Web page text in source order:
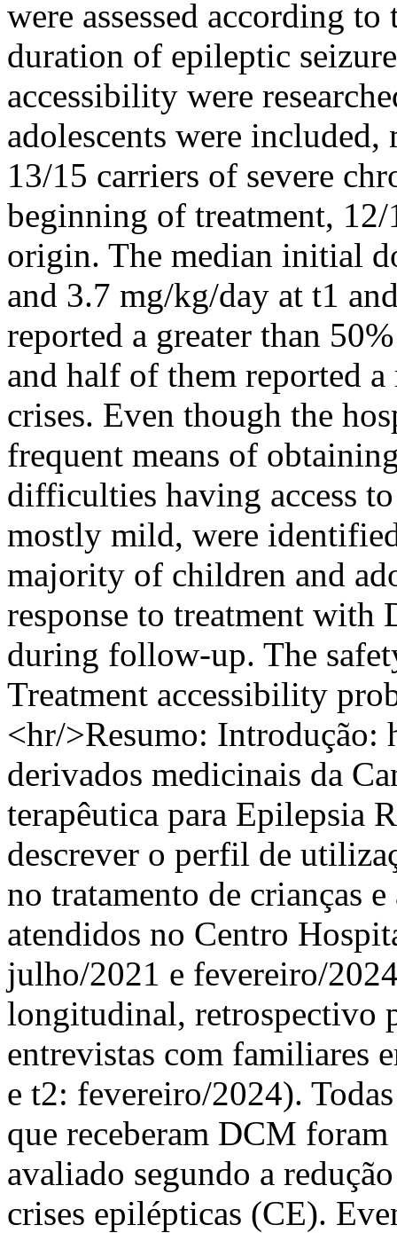
were assessed according
duration of epileptic
accessibility were
adolescents were included,
13/15 carriers of severe
beginning of treatment,
origin. The median initial
and 3.7 mg/kg/day at t1
reported a greater than
and half of them reported
crises. Even though the
frequent means of
difficulties having access
mostly mild, were
majority of children and
response to treatment
during follow-up. The
Treatment accessibility
<hr/>Resumo: Introdução:
derivados medicinais da
terapêutica para Epilepsia
descrever o perfil de
no tratamento de crianças
atendidos no Centro
julho/2021 e fevereiro/
longitudinal, retrospectivo
entrevistas com familiares
e t2: fevereiro/2024).
que receberam DCM
avaliado segundo a
crises epilépticas (CE).